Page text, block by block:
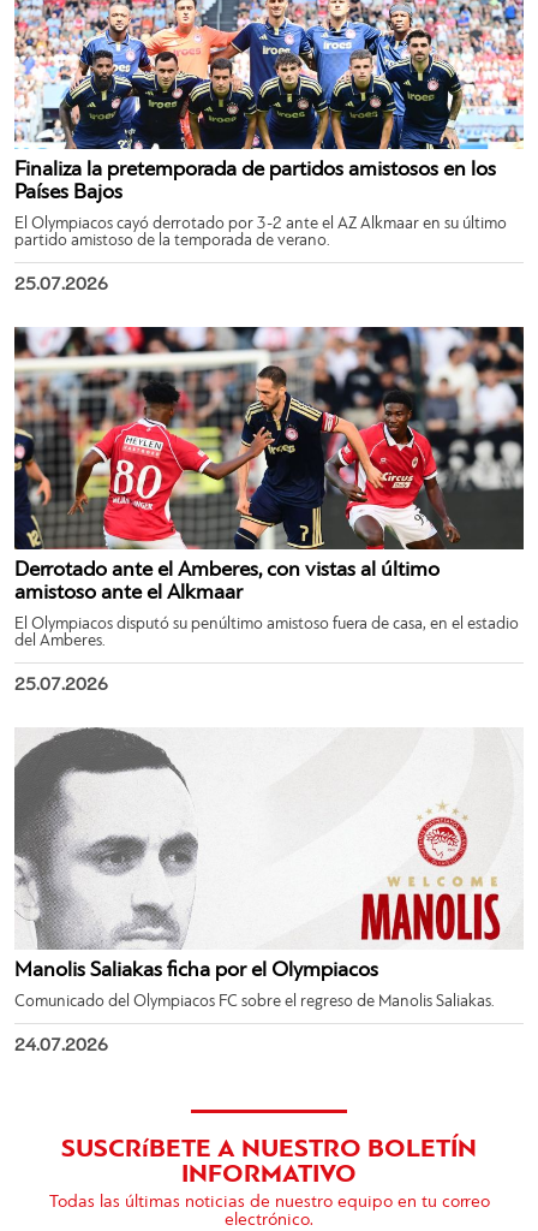
Finaliza la pretemporada de partidos amistosos en los
Países Bajos
El Olympiacos cayó derrotado por 3-2 ante el AZ Alkmaar en su último
partido amistoso de la temporada de verano.
25.07.2026
Derrotado ante el Amberes, con vistas al último
amistoso ante el Alkmaar
El Olympiacos disputó su penúltimo amistoso fuera de casa, en el estadio
del Amberes.
25.07.2026
Manolis Saliakas ficha por el Olympiacos
Comunicado del Olympiacos FC sobre el regreso de Manolis Saliakas.
24.07.2026
SUSCRíBETE A NUESTRO BOLETÍN
INFORMATIVO
Todas las últimas noticias de nuestro equipo en tu correo
electrónico.